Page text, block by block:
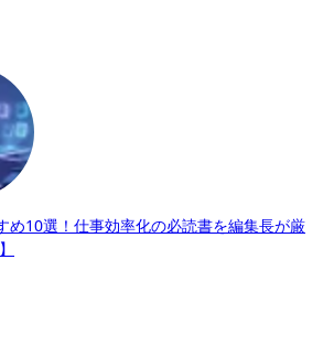
め10選！仕事効率化の必読書を編集長が厳